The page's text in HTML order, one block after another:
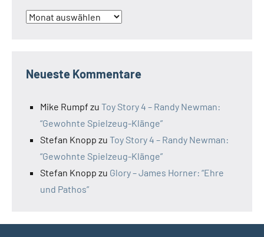
Archiv
Neueste Kommentare
Mike Rumpf zu Toy Story 4 – Randy Newman:
“Gewohnte Spielzeug-Klänge”
Stefan Knopp zu Toy Story 4 – Randy Newman:
“Gewohnte Spielzeug-Klänge”
Stefan Knopp zu Glory – James Horner: “Ehre
und Pathos”